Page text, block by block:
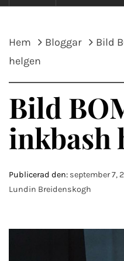
Hem Bloggar
Bild
helgen
Bild
inkbash
Publicerad den: september 7,
Lundin Breidenskogh